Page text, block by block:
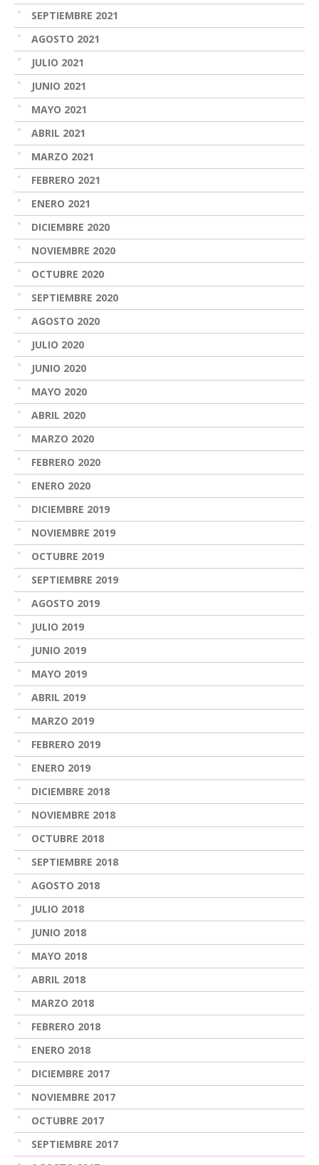
SEPTIEMBRE 2021
AGOSTO 2021
JULIO 2021
JUNIO 2021
MAYO 2021
ABRIL 2021
MARZO 2021
FEBRERO 2021
ENERO 2021
DICIEMBRE 2020
NOVIEMBRE 2020
OCTUBRE 2020
SEPTIEMBRE 2020
AGOSTO 2020
JULIO 2020
JUNIO 2020
MAYO 2020
ABRIL 2020
MARZO 2020
FEBRERO 2020
ENERO 2020
DICIEMBRE 2019
NOVIEMBRE 2019
OCTUBRE 2019
SEPTIEMBRE 2019
AGOSTO 2019
JULIO 2019
JUNIO 2019
MAYO 2019
ABRIL 2019
MARZO 2019
FEBRERO 2019
ENERO 2019
DICIEMBRE 2018
NOVIEMBRE 2018
OCTUBRE 2018
SEPTIEMBRE 2018
AGOSTO 2018
JULIO 2018
JUNIO 2018
MAYO 2018
ABRIL 2018
MARZO 2018
FEBRERO 2018
ENERO 2018
DICIEMBRE 2017
NOVIEMBRE 2017
OCTUBRE 2017
SEPTIEMBRE 2017